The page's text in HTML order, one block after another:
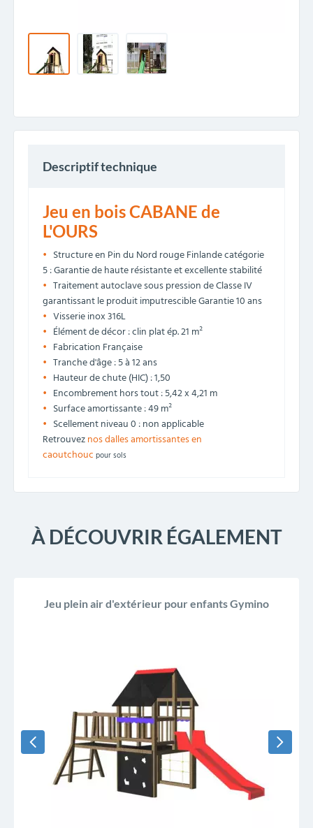
Descriptif technique
Jeu en bois CABANE de
L'OURS
Structure en Pin du Nord rouge Finlande catégorie
5 : Garantie de haute résistante et excellente stabilité
Traitement autoclave sous pression de Classe IV
garantissant le produit imputrescible Garantie 10 ans
Visserie inox 316L
Élément de décor : clin plat ép. 21 m²
Fabrication Française
Tranche d'âge : 5 à 12 ans
Hauteur de chute (HIC) : 1,50
Encombrement hors tout : 5,42 x 4,21 m
Surface amortissante : 49 m²
Scellement niveau 0 : non applicable
Retrouveznos dalles amortissantes en
caoutchouc pour sols
À DÉCOUVRIR ÉGALEMENT
Jeu plein air d'extérieur pour enfants Gymino